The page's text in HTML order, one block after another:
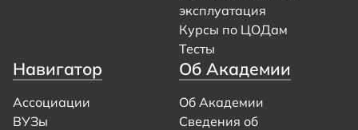
эксплуатация
Курсы по ЦОДам
Тесты
Навигатор
Ассоциации
ВУЗы
Об Академии
Об Академии
Сведения об